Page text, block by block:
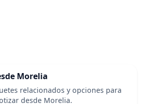
Morelia
relacionados y opciones para
desde Morelia.